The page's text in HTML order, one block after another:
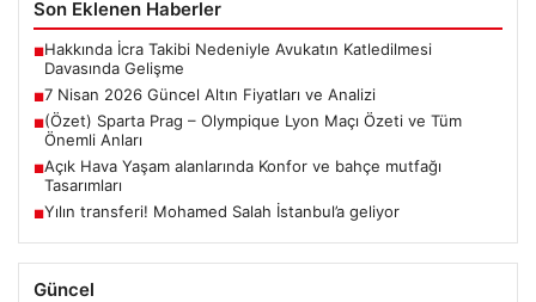
Son Eklenen Haberler
■Hakkında İcra Takibi Nedeniyle Avukatın Katledilmesi
Davasında Gelişme
■7 Nisan 2026 Güncel Altın Fiyatları ve Analizi
■(Özet) Sparta Prag – Olympique Lyon Maçı Özeti ve Tüm
Önemli Anları
■Açık Hava Yaşam alanlarında Konfor ve bahçe mutfağı
Tasarımları
■Yılın transferi! Mohamed Salah İstanbul’a geliyor
Güncel